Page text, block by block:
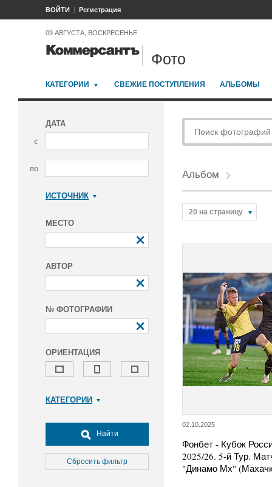
ВОЙТИ Регистрация
09 АВГУСТА, ВОСКРЕСЕНЬЕ
Фото
КАТЕГОРИИ СВЕЖИЕ ПОСТУПЛЕНИЯ АЛЬБОМЫ
ДАТА
с
по
ИСТОЧНИК
МЕСТО
АВТОР
№ ФОТОГРАФИИ
ОРИЕНТАЦИЯ
КАТЕГОРИИ
Досуг, туризм и отдых
Культура
Медицина
Найти
Сбросить фильтр
Альбом
20 на страницу
02.10.2025
Фонбет - Кубок
2025/26. 5-й Тур.
"Динамо Мх"